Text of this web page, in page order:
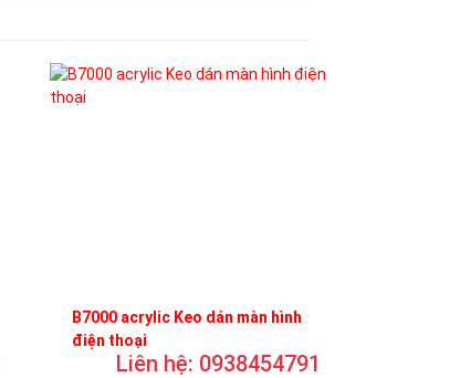
B7000 acrylic Keo dán màn hình
điện thoại
Liên hệ: 0938454791